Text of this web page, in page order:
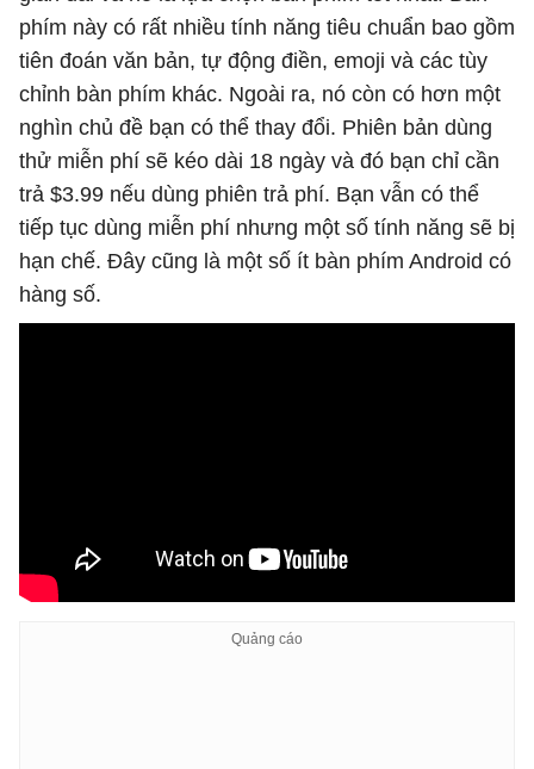
phím này có rất nhiều tính năng tiêu chuẩn bao gồm
tiên đoán văn bản, tự động điền, emoji và các tùy
chỉnh bàn phím khác. Ngoài ra, nó còn có hơn một
nghìn chủ đề bạn có thể thay đổi. Phiên bản dùng
thử miễn phí sẽ kéo dài 18 ngày và đó bạn chỉ cần
trả $3.99 nếu dùng phiên trả phí. Bạn vẫn có thể
tiếp tục dùng miễn phí nhưng một số tính năng sẽ bị
hạn chế. Đây cũng là một số ít bàn phím Android có
hàng số.